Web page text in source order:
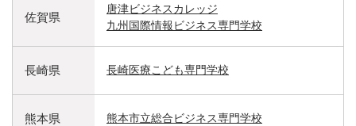
佐賀県
唐津ビジネスカレッジ
九州国際情報ビジネス専門学校
長崎県 長崎医療こども専門学校
熊本県 熊本市立総合ビジネス専門学校